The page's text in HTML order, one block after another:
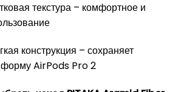
текстура – комфортное и
конструкция – сохраняет
AirPods Pro 2